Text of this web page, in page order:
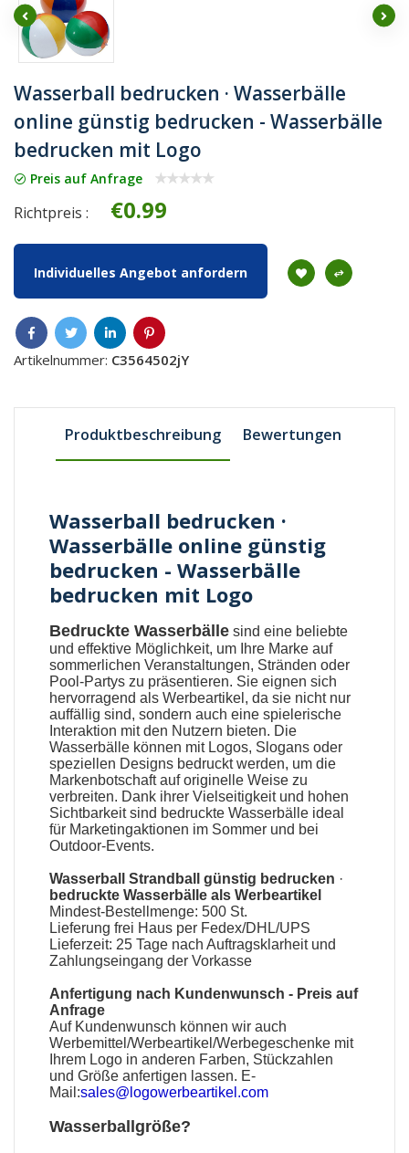
Wasserball bedrucken · Wasserbälle
online günstig bedrucken - Wasserbälle
bedrucken mit Logo
Preis auf Anfrage
Richtpreis : €0.99
Individuelles Angebot anfordern
Artikelnummer: C3564502jY
Produktbeschreibung Bewertungen
Wasserball bedrucken ·
Wasserbälle online günstig
bedrucken - Wasserbälle
bedrucken mit Logo
Bedruckte Wasserbälle sind eine beliebte
und effektive Möglichkeit, um Ihre Marke auf
sommerlichen Veranstaltungen, Stränden oder
Pool-Partys zu präsentieren. Sie eignen sich
hervorragend als Werbeartikel, da sie nicht nur
auffällig sind, sondern auch eine spielerische
Interaktion mit den Nutzern bieten. Die
Wasserbälle können mit Logos, Slogans oder
speziellen Designs bedruckt werden, um die
Markenbotschaft auf originelle Weise zu
verbreiten. Dank ihrer Vielseitigkeit und hohen
Sichtbarkeit sind bedruckte Wasserbälle ideal
für Marketingaktionen im Sommer und bei
Outdoor-Events.
Wasserball Strandball günstig bedrucken ·
bedruckte Wasserbälle als Werbeartikel
Mindest-Bestellmenge: 500 St.
Lieferung frei Haus per Fedex/DHL/UPS
Lieferzeit: 25 Tage nach Auftragsklarheit und
Zahlungseingang der Vorkasse
Anfertigung nach Kundenwunsch - Preis auf
Anfrage
Auf Kundenwunsch können wir auch
Werbemittel/Werbeartikel/Werbegeschenke mit
Ihrem Logo in anderen Farben, Stückzahlen
und Größe anfertigen lassen. E-
Mail:sales@logowerbeartikel.com
Wasserballgröße?